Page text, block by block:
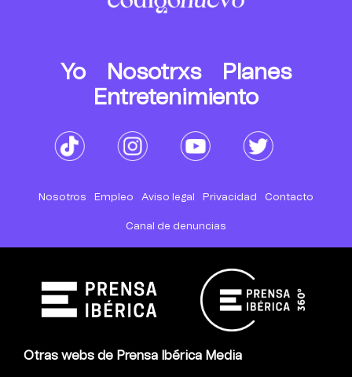
Yo Nosotrxs
Planes
Entretenimiento
Nosotros Empleo Aviso legal Privacidad Contacto
Canal de denuncias
Otras webs de Prensa Ibérica Media